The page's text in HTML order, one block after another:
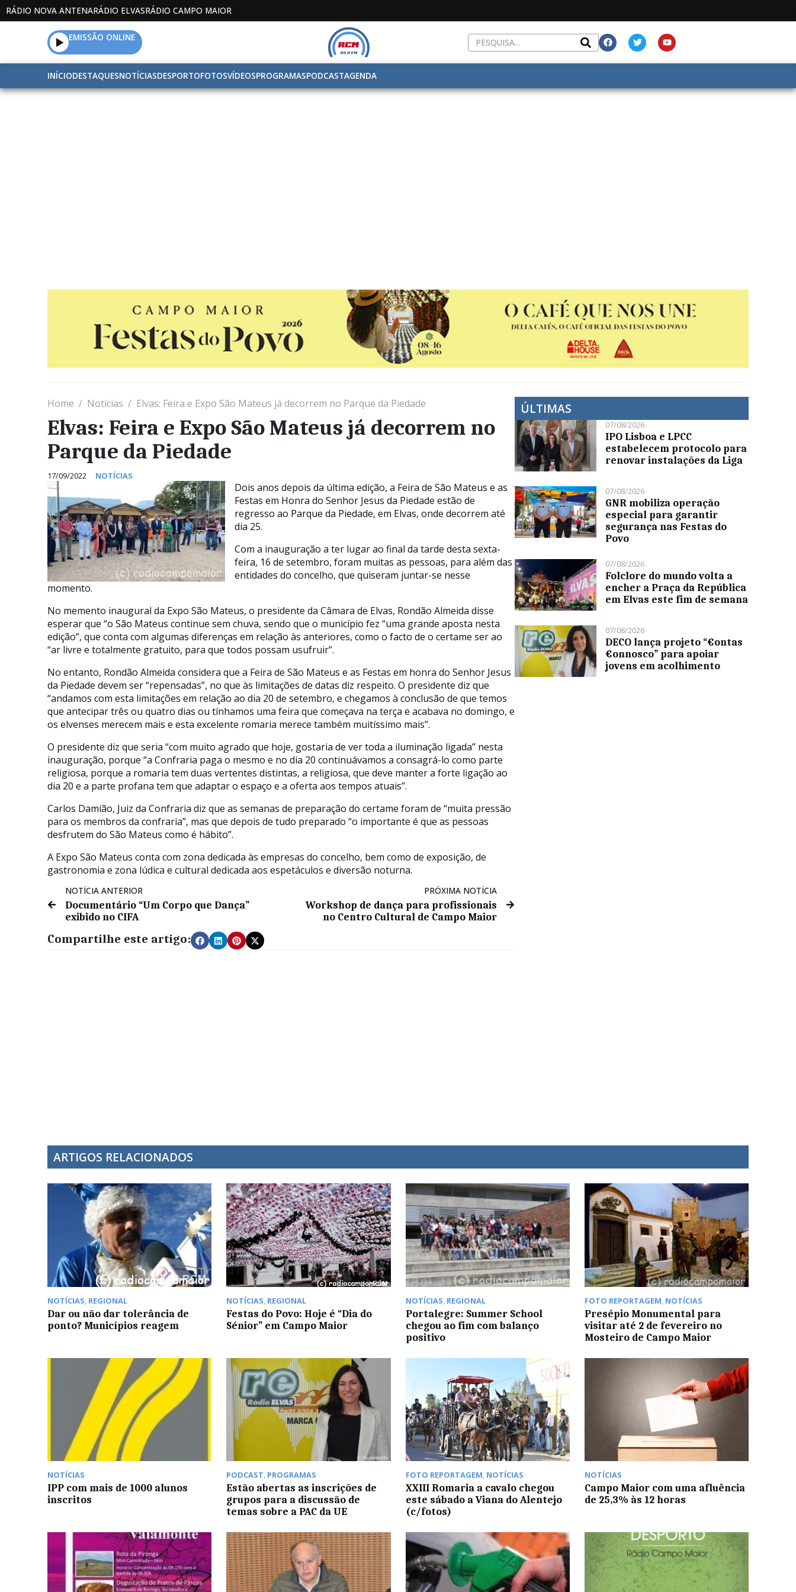
RÁDIO NOVA ANTENARÁDIO ELVASRÁDIO CAMPO MAIOR
EMISSÃO ONLINE
INÍCIODESTAQUESNOTÍCIASDESPORTOFOTOSVÍDEOSPROGRAMASPODCASTAGENDA
Home Notícias Elvas: Feira e Expo São Mateus já decorrem no Parque da Piedade
Elvas: Feira e Expo São Mateus já decorrem no
Parque da Piedade
17/09/2022 NOTÍCIAS
Dois anos depois da última edição, a Feira de São Mateus e as
Festas em Honra do Senhor Jesus da Piedade estão de
regresso ao Parque da Piedade, em Elvas, onde decorrem até
dia 25.
Com a inauguração a ter lugar ao final da tarde desta sexta-
feira, 16 de setembro, foram muitas as pessoas, para além das
entidades do concelho, que quiseram juntar-se nesse
momento.
No memento inaugural da Expo São Mateus, o presidente da Câmara de Elvas, Rondão Almeida disse
esperar que “o São Mateus continue sem chuva, sendo que o município fez “uma grande aposta nesta
edição”, que conta com algumas diferenças em relação às anteriores, como o facto de o certame ser ao
“ar livre e totalmente gratuito, para que todos possam usufruir”.
No entanto, Rondão Almeida considera que a Feira de São Mateus e as Festas em honra do Senhor Jesus
da Piedade devem ser “repensadas”, no que às limitações de datas diz respeito. O presidente diz que
“andamos com esta limitações em relação ao dia 20 de setembro, e chegamos à conclusão de que temos
que antecipar três ou quatro dias ou tínhamos uma feira que começava na terça e acabava no domingo, e
os elvenses merecem mais e esta excelente romaria merece também muitíssimo mais”.
O presidente diz que seria “com muito agrado que hoje, gostaria de ver toda a iluminação ligada” nesta
inauguração, porque “a Confraria paga o mesmo e no dia 20 continuávamos a consagrá-lo como parte
religiosa, porque a romaria tem duas vertentes distintas, a religiosa, que deve manter a forte ligação ao
dia 20 e a parte profana tem que adaptar o espaço e a oferta aos tempos atuais”.
Carlos Damião, Juiz da Confraria diz que as semanas de preparação do certame foram de “muita pressão
para os membros da confraria”, mas que depois de tudo preparado “o importante é que as pessoas
desfrutem do São Mateus como é hábito”.
A Expo São Mateus conta com zona dedicada às empresas do concelho, bem como de exposição, de
gastronomia e zona lúdica e cultural dedicada aos espetáculos e diversão noturna.
NOTÍCIA ANTERIOR
Documentário “Um Corpo que Dança”
exibido no CIFA
PRÓXIMA NOTÍCIA
Workshop de dança para profissionais
no Centro Cultural de Campo Maior
Compartilhe este artigo:
ÚLTIMAS
07/08/2026
IPO Lisboa e LPCC
estabelecem protocolo para
renovar instalações da Liga
07/08/2026
GNR mobiliza operação
especial para garantir
segurança nas Festas do
Povo
07/08/2026
Folclore do mundo volta a
encher a Praça da República
em Elvas este fim de semana
07/08/2026
DECO lança projeto “€ontas
€onnosco” para apoiar
jovens em acolhimento
ARTIGOS RELACIONADOS
NOTÍCIAS, REGIONAL
Dar ou não dar tolerância de
ponto? Municípios reagem
NOTÍCIAS, REGIONAL
Festas do Povo: Hoje é “Dia do
Sénior” em Campo Maior
NOTÍCIAS, REGIONAL
Portalegre: Summer School
chegou ao fim com balanço
positivo
FOTO REPORTAGEM, NOTÍCIAS
Presépio Monumental para
visitar até 2 de fevereiro no
Mosteiro de Campo Maior
NOTÍCIAS
IPP com mais de 1000 alunos
inscritos
PODCAST, PROGRAMAS
Estão abertas as inscrições de
grupos para a discussão de
temas sobre a PAC da UE
FOTO REPORTAGEM, NOTÍCIAS
XXIII Romaria a cavalo chegou
este sábado a Viana do Alentejo
(c/fotos)
NOTÍCIAS
Campo Maior com uma afluência
de 25,3% às 12 horas